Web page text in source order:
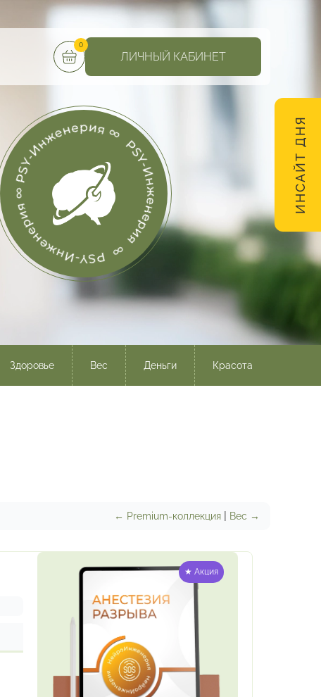
0
ЛИЧНЫЙ КАБИНЕТ
Здоровье Вес Деньги Красота
← Premium-коллекция | Вес →
★ Акция
ИНСАЙТ ДНЯ